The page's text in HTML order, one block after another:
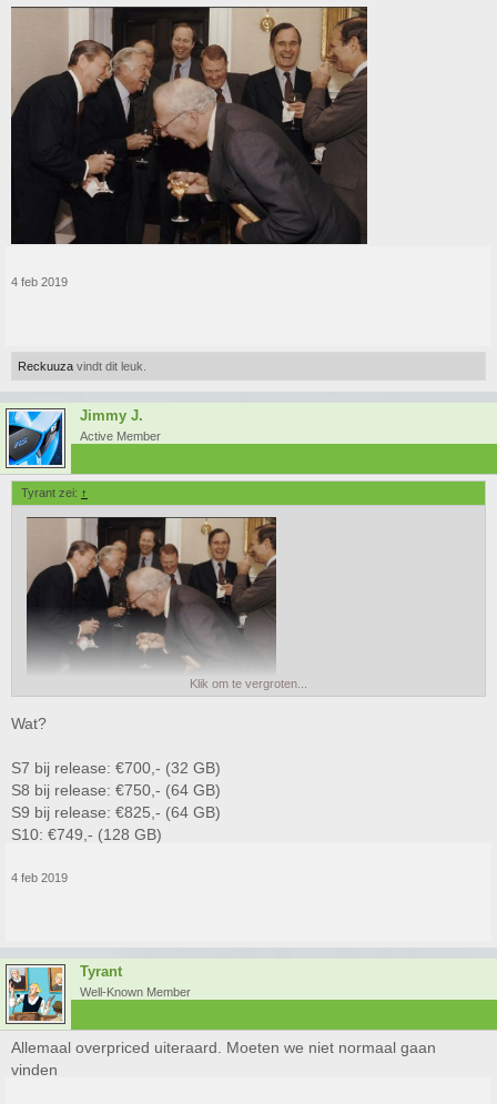
4 feb 2019
Reckuuza vindt dit leuk.
Jimmy J.
Active Member
Tyrant zei: ↑
Klik om te vergroten...
Wat?
S7 bij release: €700,- (32 GB)
S8 bij release: €750,- (64 GB)
S9 bij release: €825,- (64 GB)
S10: €749,- (128 GB)
4 feb 2019
Tyrant
Well-Known Member
Allemaal overpriced uiteraard. Moeten we niet normaal gaan
vinden